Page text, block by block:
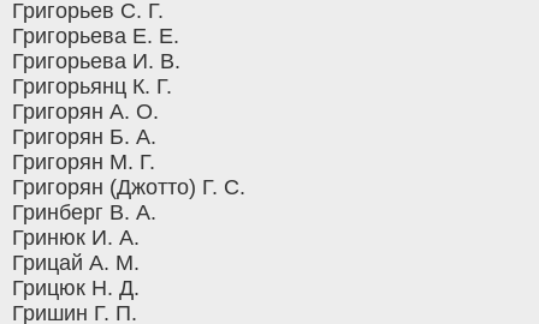
Григорьев С. Г.
Григорьева Е. Е.
Григорьева И. В.
Григорьянц К. Г.
Григорян А. О.
Григорян Б. А.
Григорян М. Г.
Григорян (Джотто) Г. С.
Гринберг В. А.
Гринюк И. А.
Грицай А. М.
Грицюк Н. Д.
Гришин Г. П.